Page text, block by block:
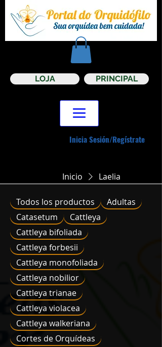
Inicia Sesión/Regístrate
LOJA PRINCIPAL
Inicio Laelia
Todos los productos
Adultas
Catasetum
Cattleya
Cattleya bifoliada
Cattleya forbesii
Cattleya monofoliada
Cattleya nobilior
Cattleya trianae
Cattleya violacea
Cattleya walkeriana
Cortes de Orquídeas